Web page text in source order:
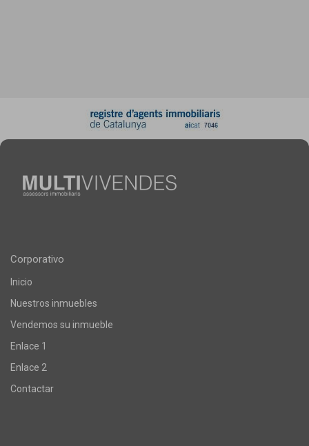
Corporativo
Inicio
Nuestros inmuebles
Vendemos su inmueble
Enlace 1
Enlace 2
Contactar